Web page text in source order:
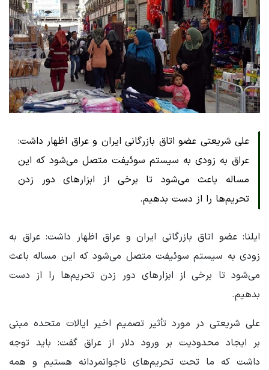
علی شریعتی عضو اتاق بازرگانی ایران و عراق اظهار داشت:
عراق به زودی به سیستم سوئیفت متصل می‌شود که این
مساله باعث می‌شود تا برخی از ابزارهای دور زدن
تحریم‌ها را از دست بدهیم.
ایلنا: عضو اتاق بازرگانی ایران و عراق اظهار داشت: عراق به
زودی به سیستم سوئیفت متصل می‌شود که این مساله باعث
می‌شود تا برخی از ابزارهای دور زدن تحریم‌ها را از دست
بدهیم.
علی شریعتی در مورد تأثیر تصمیم اخیر ایالات متحده مبنی
بر ایجاد محدودیت بر ورود دلار از عراق گفت: باید توجه
داشت که ما تحت تحریم‌های ناجوانمردانه هستیم و همه